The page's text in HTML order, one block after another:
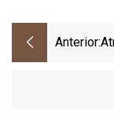
Anterior: